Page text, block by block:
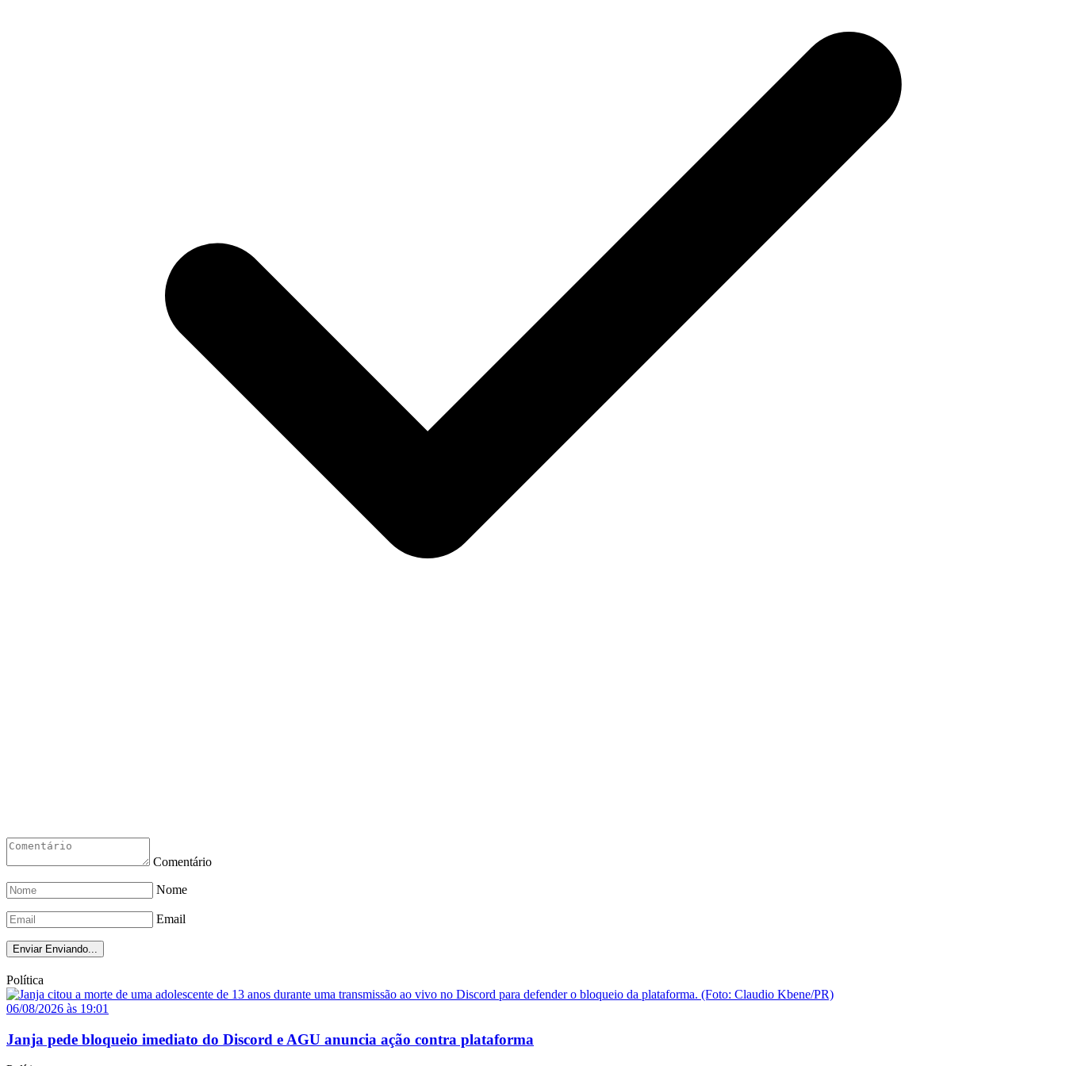
Comentário
Nome
Email
Enviar Enviando...
Política
06/08/2026 às 19:01
Janja pede bloqueio imediato do Discord e AGU anuncia ação contra plataforma